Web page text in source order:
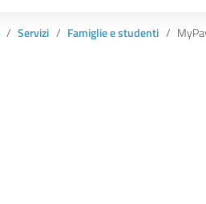
Servizi Famiglie e studenti